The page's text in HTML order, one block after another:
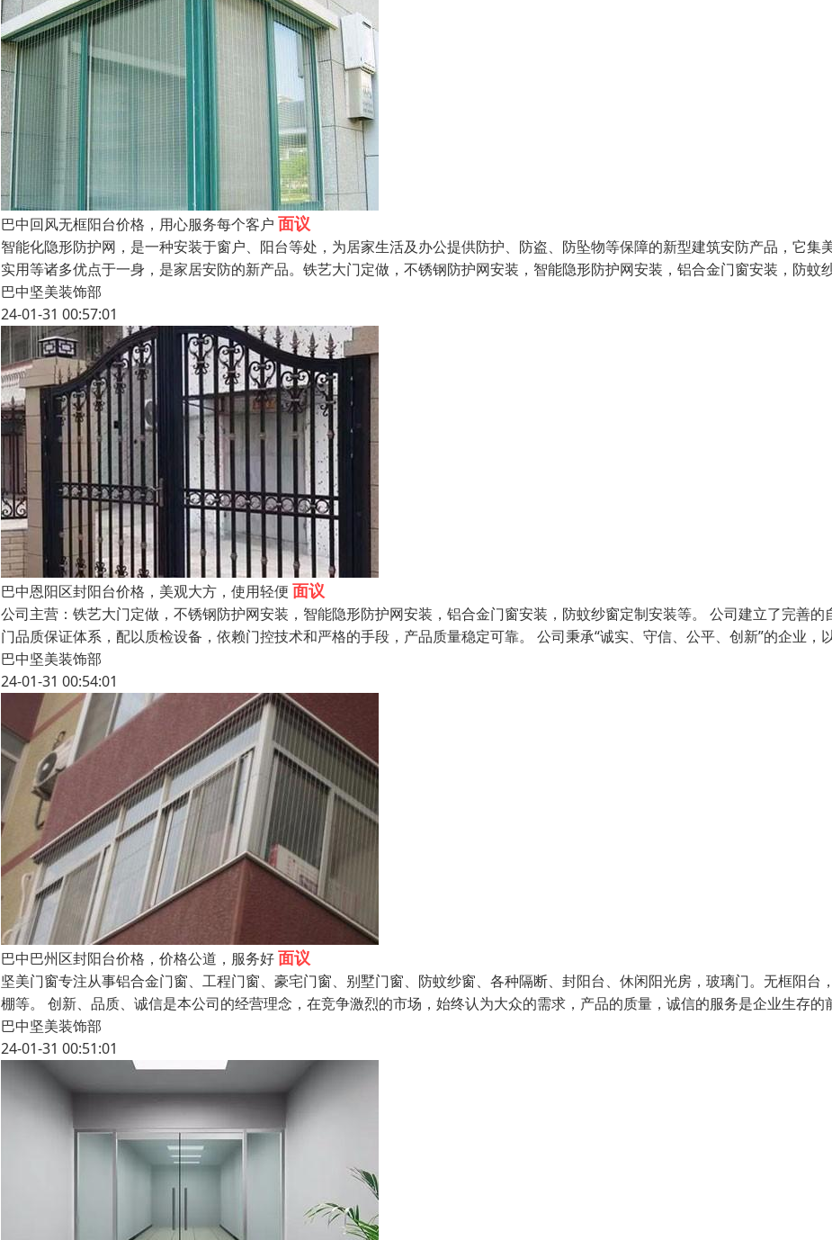
巴中回风无框阳台价格，用心服务每个客户 面议
智能化隐形防护网，是一种安装于窗户、阳台等处，为居家生活及办公提供防护、防盗、防坠物等保障的新型建筑安防产品，它集
实用等诸多优点于一身，是家居安防的新产品。铁艺大门定做，不锈钢防护网安装，智能隐形防护网安装，铝合金门窗安装，防蚊
巴中坚美装饰部
24-01-31 00:57:01
巴中恩阳区封阳台价格，美观大方，使用轻便 面议
公司主营：铁艺大门定做，不锈钢防护网安装，智能隐形防护网安装，铝合金门窗安装，防蚊纱窗定制安装等。 公司建立了完善的
门品质保证体系，配以质检设备，依赖门控技术和严格的手段，产品质量稳定可靠。 公司秉承“诚实、守信、公平、创新”的企业，
巴中坚美装饰部
24-01-31 00:54:01
巴中巴州区封阳台价格，价格公道，服务好面议
坚美门窗专注从事铝合金门窗、工程门窗、豪宅门窗、别墅门窗、防蚊纱窗、各种隔断、封阳台、休闲阳光房，玻璃门。无框阳台
棚等。 创新、品质、诚信是本公司的经营理念，在竞争激烈的市场，始终认为大众的需求，产品的质量，诚信的服务是企业生存的
巴中坚美装饰部
24-01-31 00:51:01